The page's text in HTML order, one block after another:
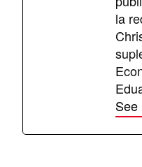
la
See